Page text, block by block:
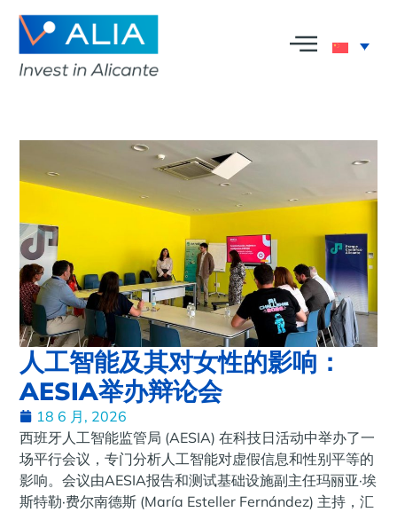
人工智能及其对女性的影响：
AESIA举办辩论会
18 6 月, 2026
西班牙人工智能监管局 (AESIA) 在科技日活动中举办了一
场平行会议，专门分析人工智能对虚假信息和性别平等的
影响。会议由AESIA报告和测试基础设施副主任玛丽亚·埃
斯特勒·费尔南德斯 (María Esteller Fernández) 主持，汇